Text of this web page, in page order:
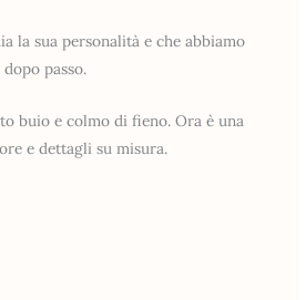
la sua personalità e che abbiamo
passo.
buio e colmo di fieno. Ora è una
e dettagli su misura.